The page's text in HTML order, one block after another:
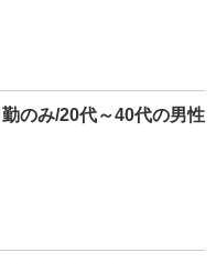
のみ/20代～40代の男性